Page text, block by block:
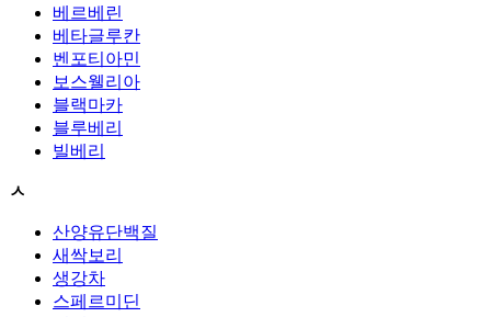
베르베린
베타글루칸
벤포티아민
보스웰리아
블랙마카
블루베리
빌베리
ㅅ
산양유단백질
새싹보리
생강차
스페르미딘